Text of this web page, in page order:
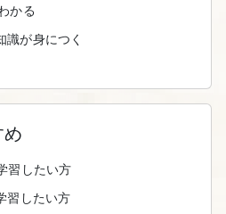
かる
が身につく
習したい方
習したい方